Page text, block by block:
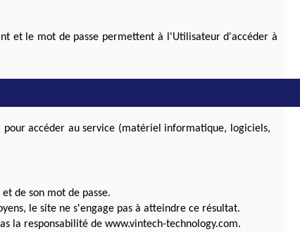
et le mot de passe permettent à l'Utilisateur d'accéder à
accéder au service (matériel informatique, logiciels,
de son mot de passe.
le site ne s'engage pas à atteindre ce résultat.
la responsabilité de www.vintech-technology.com.